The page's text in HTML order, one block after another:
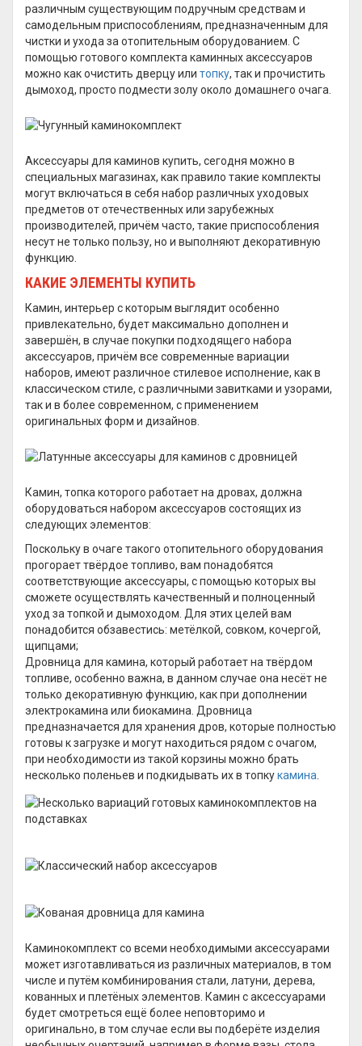
различным существующим подручным средствам и
самодельным приспособлениям, предназначенным для
чистки и ухода за отопительным оборудованием. С
помощью готового комплекта каминных аксессуаров
можно как очистить дверцу или топку, так и прочистить
дымоход, просто подмести золу около домашнего очага.
Аксессуары для каминов купить, сегодня можно в
специальных магазинах, как правило такие комплекты
могут включаться в себя набор различных уходовых
предметов от отечественных или зарубежных
производителей, причём часто, такие приспособления
несут не только пользу, но и выполняют декоративную
функцию.
КАКИЕ ЭЛЕМЕНТЫ КУПИТЬ
Камин, интерьер с которым выглядит особенно
привлекательно, будет максимально дополнен и
завершён, в случае покупки подходящего набора
аксессуаров, причём все современные вариации
наборов, имеют различное стилевое исполнение, как в
классическом стиле, с различными завитками и узорами,
так и в более современном, с применением
оригинальных форм и дизайнов.
Камин, топка которого работает на дровах, должна
оборудоваться набором аксессуаров состоящих из
следующих элементов:
Поскольку в очаге такого отопительного оборудования
прогорает твёрдое топливо, вам понадобятся
соответствующие аксессуары, с помощью которых вы
сможете осуществлять качественный и полноценный
уход за топкой и дымоходом. Для этих целей вам
понадобится обзавестись: метёлкой, совком, кочергой,
щипцами;
Дровница для камина, который работает на твёрдом
топливе, особенно важна, в данном случае она несёт не
только декоративную функцию, как при дополнении
электрокамина или биокамина. Дровница
предназначается для хранения дров, которые полностью
готовы к загрузке и могут находиться рядом с очагом,
при необходимости из такой корзины можно брать
несколько поленьев и подкидывать их в топкукамина
Каминокомплект со всеми необходимыми аксессуарами
может изготавливаться из различных материалов, в том
числе и путём комбинирования стали, латуни, дерева,
кованных и плетёных элементов. Камин с аксессуарами
будет смотреться ещё более неповторимо и
оригинально, в том случае если вы подберёте изделия